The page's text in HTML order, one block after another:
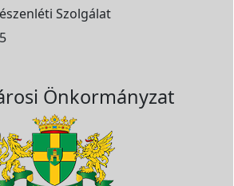
Szolgálat
Önkormányzat